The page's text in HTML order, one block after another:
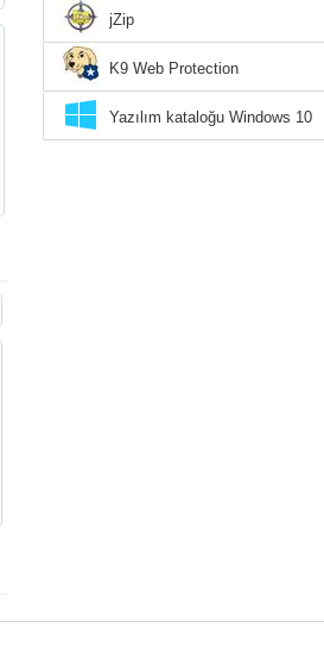
jZip
K9 Web Protection
Yazılım kataloğu Windows 10